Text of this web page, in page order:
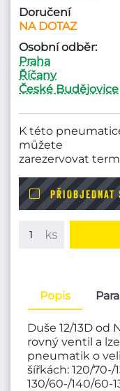
Doručení
NA DOTAZ
Osobní odběr:
Praha
Říčany
České Budějovice
K této
můžete
zarezervovat
PŘIOBJEDNAT
Popis
Duše 12/13D
rovný ventil a
pneumatik o
šířkách: 120/70-/
130/60-/140/60-